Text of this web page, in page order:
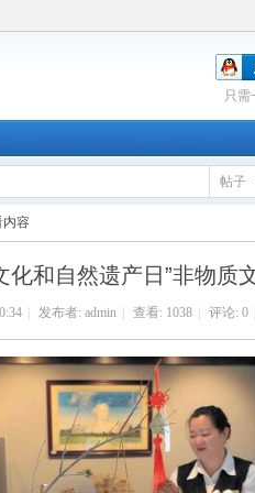
只需
帖子
内容
化和自然遗产日”非物质
发布者: admin 查看: 1038 评论: 0